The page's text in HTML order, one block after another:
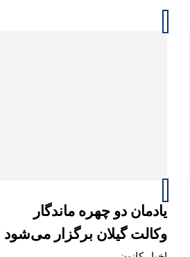
یادمان دو چهره ماندگار
وکالت گیلان برگزار می‌شود